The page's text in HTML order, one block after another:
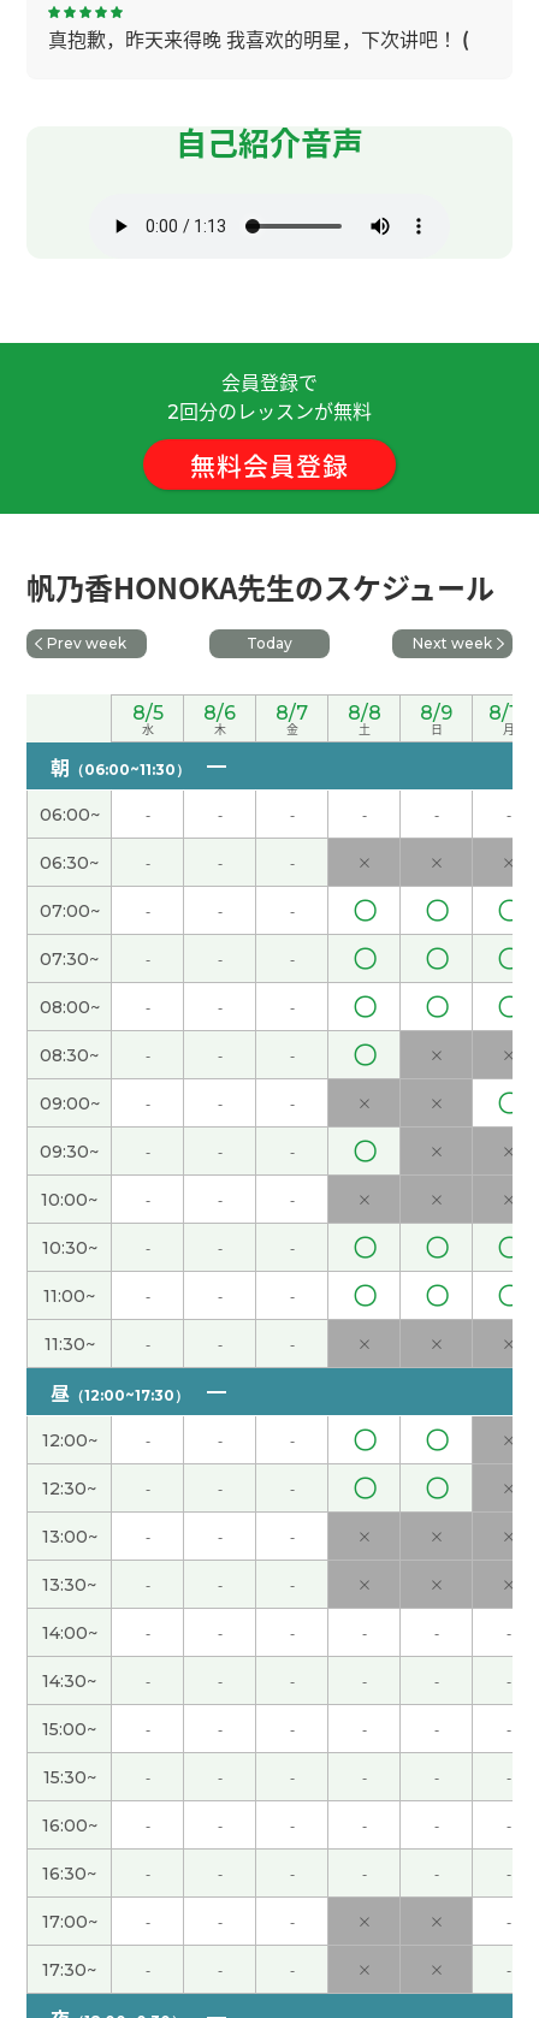
真抱歉，昨天来得晚 我喜欢的明星，下次讲吧！ (
フリートークをお願いしましたが、終始だるそう
な態度で25分間話すのがつらく感じました。
老师，谢谢您！ 不好意思，我总是说不出想说的
话。谢谢您耐心地等我。 我很喜欢看电影。 谢谢您
给我上这么愉快的一节课！我们下次见！
谢谢老师，讲得很容易理解。我喜欢看电影。下次
很舒服，而且可以看到漂亮的红叶。我等待秋天的
到来。下次见！
( 50代 女性 )
我住的地方有名胜古迹，叫鹿岛神宫。很好的地
方。但是对外国人来说，好不好不知道。下次见
40代 男性 )
谢谢您的热情教课！我住的地方日照时间不是很
长。但是夏天的时候比较长。下次课也很期待！(
50代 女性 )
谢谢你的课！ 快递员来了。真遗憾。他寄给我老
公，不是给我，一个包裹。
谢谢。我喜欢看电视剧。比如说日本的大河剧。三
国志也挺好的。下次见
( 40代 男性 )
谢谢您的课！我的愿望是海外留学和旅游。您呢？
和您一起学中文很开心！下次见吧。( 50代 女性 )
谢谢您的热情教课！我的愿望是海外留学和旅游。
希望用中文旅游。下次课也很期待！( 50代 女性 )
谢谢您的支持和帮助！我喜欢看演唱会。和您一起
学中文很开心！下次见！
( 50代 女性 )
谢谢，下次见( 40代 男性 )
谢谢您的支持和帮助！我住的地方没有溶洞。但是
去年我去旅游看了山口县的溶洞，挺有意思。下次
见！
谢谢您的课！我很喜欢学中文，也喜欢爬山。希望
秋天天气好的时候去爬山，看漂亮的红叶。下次
见！( 50代 女性 )
谢谢您的支持和帮助。现在的生活中，我说中文的
机会不太多，但是我的公司有很多中国同事，有时
候可以用中文聊天。下次课也很期待！
( 50代 女性 )
谢谢！跟您学中文很开心。下次见！ ( 50代 女性 )
谢谢您的课！和您学中文很开心。下次见！( 50代
女性 )
日本假期很多，中国有点少。下次见( 40代 男性 )
自己紹介音声
会員登録で
2回分のレッスンが無料
無料会員登録
帆乃香HONOKA先生のスケジュール
Prev week Today Next week
8/5
水
8/6
木
8/7
金
8/8
土
8/9
日
8/10
月
朝 （06:00~11:30）
06:00~ - - - - - -
06:30~ - - - × × ×
07:00~ - - - 〇 〇 〇
07:30~ - - - 〇 〇 〇
08:00~ - - - 〇 〇 〇
08:30~ - - - 〇 × ×
09:00~ - - - × × 〇
09:30~ - - - 〇 × ×
10:00~ - - - × × ×
10:30~ - - - 〇 〇 〇
11:00~ - - - 〇 〇 〇
11:30~ - - - × × ×
昼 （12:00~17:30）
12:00~ - - - 〇 〇 ×
12:30~ - - - 〇 〇 ×
13:00~ - - - × × ×
13:30~ - - - × × ×
14:00~ - - - - - -
14:30~ - - - - - -
15:00~ - - - - - -
15:30~ - - - - - -
16:00~ - - - - - -
16:30~ - - - - - -
17:00~ - - - × × -
17:30~ - - - × × -